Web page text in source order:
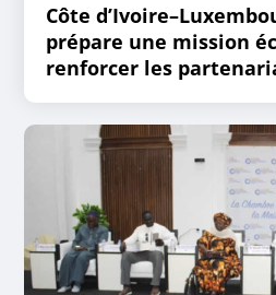
Côte
prépare une mission
renforcer les